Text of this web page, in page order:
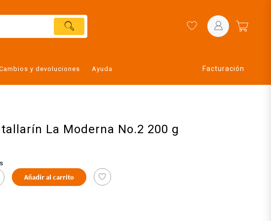
y devoluciones Ayuda Facturación
La Moderna No.2 200 g
Añadir al carrito